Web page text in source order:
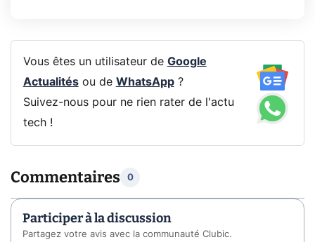
Vous êtes un utilisateur de Google
Actualitésou de WhatsApp?
Suivez-nous pour ne rien rater de l'actu
tech !
Commentaires 0
Participer à la discussion
Partagez votre avis avec la communauté Clubic.